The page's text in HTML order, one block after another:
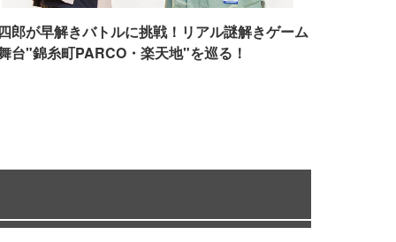
郎が早解きバトルに挑戦！リアル謎解きゲーム
台"錦糸町PARCO・楽天地"を巡る！